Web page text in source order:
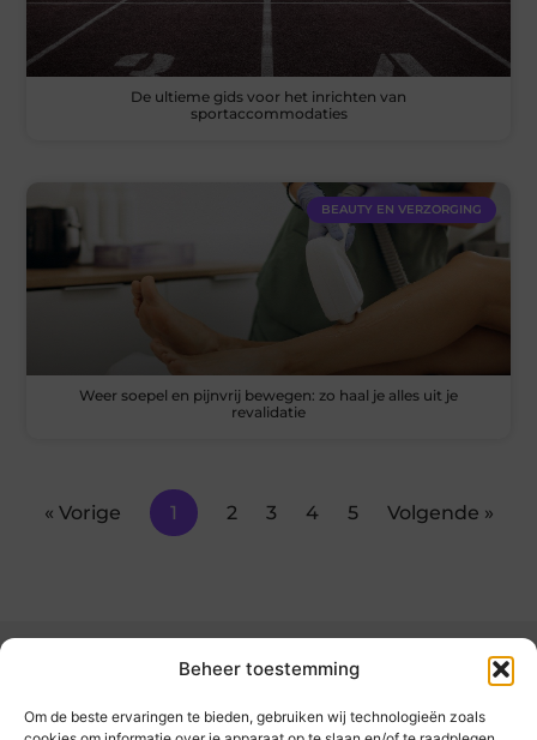
Beheer toestemming
Om de beste ervaringen te bieden, gebruiken wij technologieën zoals
De ultieme gids voor het inrichten van
sportaccommodaties
BEAUTY EN VERZORGING
Weer soepel en pijnvrij bewegen: zo haal je alles uit je
revalidatie
« Vorige 1 2 3 4 5 Volgende »